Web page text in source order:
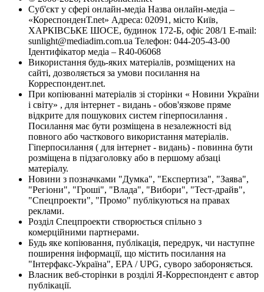
Суб'єкт у сфері онлайн-медіа Назва онлайн-медіа –
«КореспонденТ.net» Адреса: 02091, місто Київ,
ХАРКІВСЬКЕ ШОСЕ, будинок 172-Б, офіс 208/1 E-mail:
sunlight@mediadim.com.ua Телефон: 044-205-43-00
Ідентифікатор медіа – R40-06068
Використання будь-яких матеріалів, розміщених на
сайті, дозволяється за умови посилання на
Корреспондент.net.
При копіюванні матеріалів зі сторінки « Новини України
і світу» , для інтернет - видань - обов'язкове пряме
відкрите для пошукових систем гіперпосилання .
Посилання має бути розміщена в незалежності від
повного або часткового використання матеріалів.
Гіперпосилання ( для інтернет - видань) - повинна бути
розміщена в підзаголовку або в першому абзаці
матеріалу.
Новини з позначками "Думка", "Експертиза", "Заява",
"Регіони", "Гроші", "Влада", "Вибори", "Тест-драйв",
"Спецпроекти", "Промо" публікуються на правах
реклами.
Розділ Спецпроекти створюється спільно з
комерційними партнерами.
Будь яке копіювання, публікація, передрук, чи наступне
поширення інформації, що містить посилання на
"Інтерфакс-Україна", EPA / UPG, суворо забороняється.
Власник веб-сторінки в розділі Я-Корреспондент є автор
публікації.